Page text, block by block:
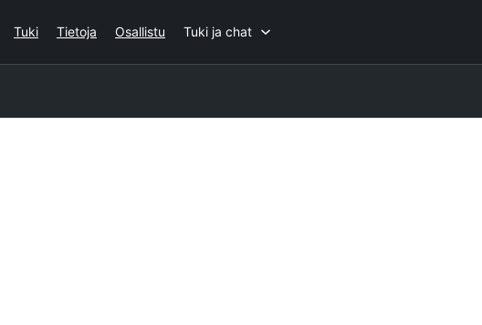
Tuki Tietoja Osallistu Tuki ja chat